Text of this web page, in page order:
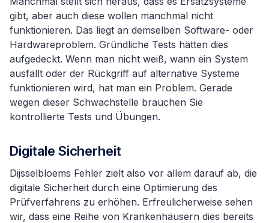
gibt, aber auch diese wollen manchmal nicht
funktionieren. Das liegt an demselben Software- oder
Hardwareproblem. Gründliche Tests hätten dies
aufgedeckt. Wenn man nicht weiß, wann ein System
ausfällt oder der Rückgriff auf alternative Systeme
funktionieren wird, hat man ein Problem. Gerade
wegen dieser Schwachstelle brauchen Sie
kontrollierte Tests und Übungen.
Digitale Sicherheit
Dijsselbloems Fehler zielt also vor allem darauf ab, die
digitale Sicherheit durch eine Optimierung des
Prüfverfahrens zu erhöhen. Erfreulicherweise sehen
wir, dass eine Reihe von Krankenhäusern dies bereits